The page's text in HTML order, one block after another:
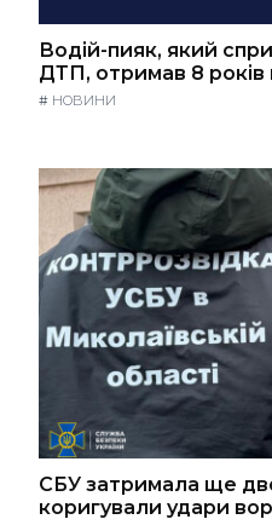
Водій-пияк, який
ДТП, отримав 8 років
# НОВИНИ
СБУ затримала ще
коригували удари